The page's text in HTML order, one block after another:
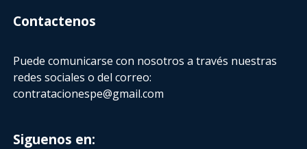
Contactenos
Puede comunicarse con nosotros a través nuestras
redes sociales o del correo:
contratacionespe@gmail.com
Siguenos en: